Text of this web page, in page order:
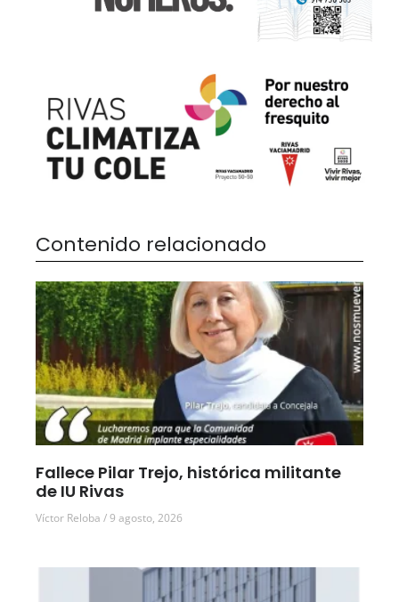
Contenido relacionado
Fallece Pilar Trejo, histórica militante
de IU Rivas
Víctor Reloba 9 agosto, 2026